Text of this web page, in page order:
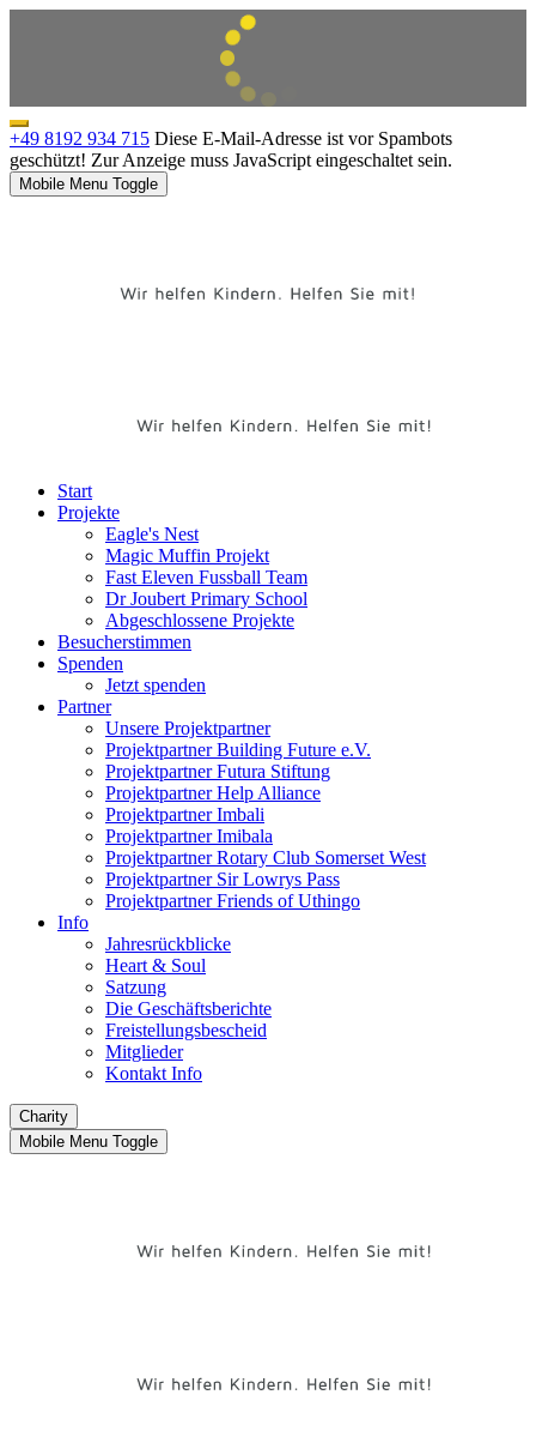
+49 8192 934 715 Diese E-Mail-Adresse ist vor Spambots
geschützt! Zur Anzeige muss JavaScript eingeschaltet sein.
Mobile Menu Toggle
Start
Projekte
Eagle's Nest
Magic Muffin Projekt
Fast Eleven Fussball Team
Dr Joubert Primary School
Abgeschlossene Projekte
Besucherstimmen
Spenden
Jetzt spenden
Partner
Unsere Projektpartner
Projektpartner Building Future e.V.
Projektpartner Futura Stiftung
Projektpartner Help Alliance
Projektpartner Imbali
Projektpartner Imibala
Projektpartner Rotary Club Somerset West
Projektpartner Sir Lowrys Pass
Projektpartner Friends of Uthingo
Info
Jahresrückblicke
Heart & Soul
Satzung
Die Geschäftsberichte
Freistellungsbescheid
Mitglieder
Kontakt Info
Charity
Mobile Menu Toggle